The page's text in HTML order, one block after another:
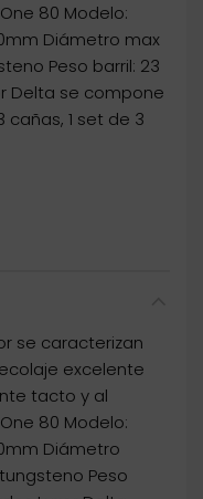
80 Modelo:
Diámetro max
Peso barril: 23
Delta se compone
cañas, 1 set de 3
se caracterizan
excelente
tacto y al
80 Modelo:
Diámetro
Peso